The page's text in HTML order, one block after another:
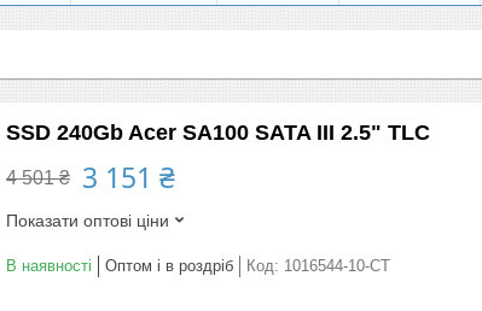
SSD 240Gb Acer SA100 SATA III 2.5" TLC
4 501 ₴ 3 151 ₴
Показати оптові ціни
В наявності Оптом і в роздріб Код: 1016544-10-СТ